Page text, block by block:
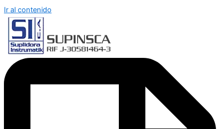
Ir al contenido